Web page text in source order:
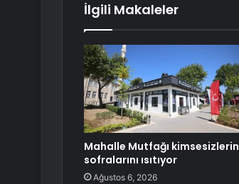
İlgili Makaleler
Mahalle Mutfağı kimsesizlerin
sofralarını ısıtıyor
Ağustos 6, 2026